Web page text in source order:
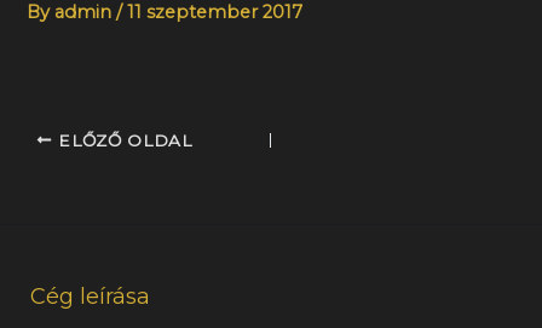
By admin/11 szeptember 2017
ELŐZŐ OLDAL
Cég leírása